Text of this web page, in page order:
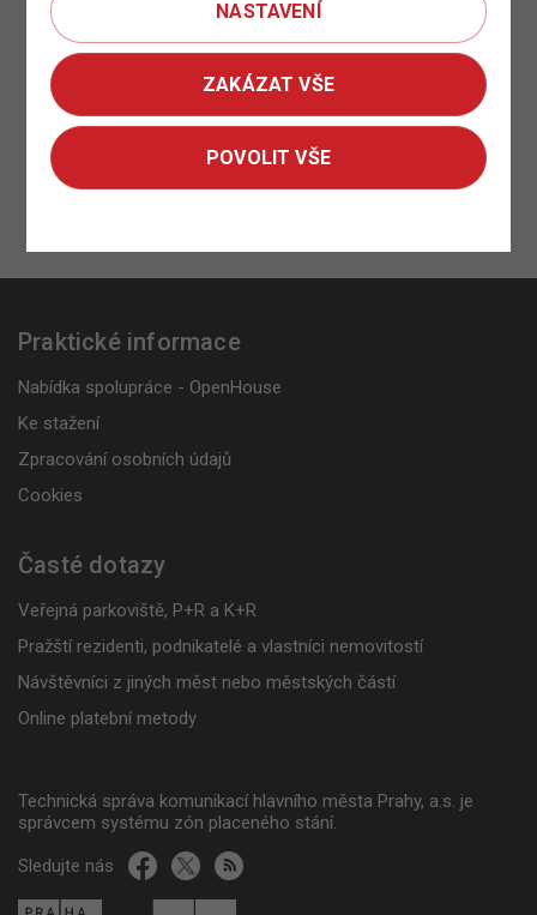
Praktické informace
Nabídka spolupráce - OpenHouse
Ke stažení
Zpracování osobních údajů
Cookies
Časté dotazy
Veřejná parkoviště, P+R a K+R
Pražští rezidenti, podnikatelé a vlastníci nemovitostí
Návštěvníci z jiných měst nebo městských částí
Online platební metody
Technická správa komunikací hlavního města Prahy, a.s. je
správcem systému zón placeného stání.
Sledujte nás
NASTAVENÍ
ZAKÁZAT VŠE
POVOLIT VŠE